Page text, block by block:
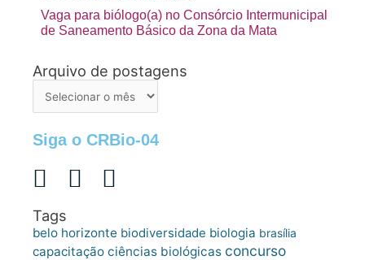
Vaga para biólogo(a) no Consórcio Intermunicipal
de Saneamento Básico da Zona da Mata
Arquivo de postagens
Arquivo
Siga o CRBio-04
Tags
belo horizonte biodiversidade biologia brasília
capacitação ciências biológicas concurso